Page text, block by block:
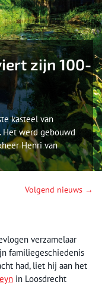
zijn 100-
kasteel van
werd gebouwd
Henri van
Volgend nieuws →
verzamelaar
familiegeschiedenis
had, liet hij aan het
in Loosdrecht